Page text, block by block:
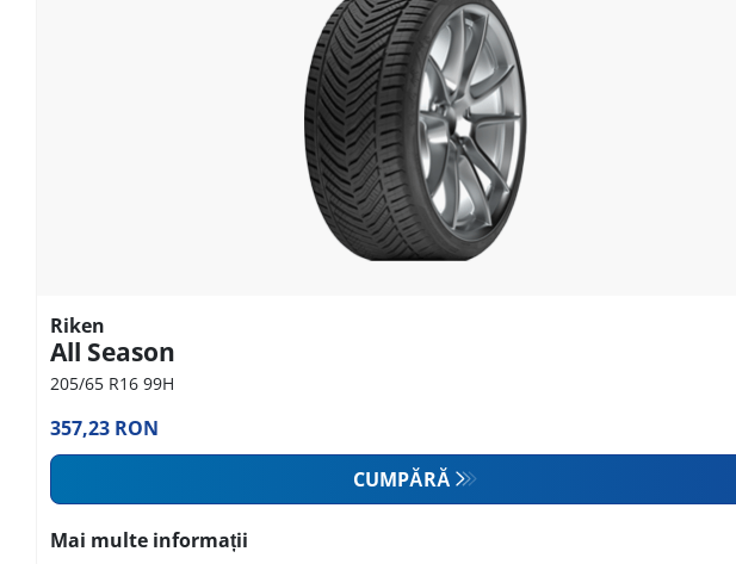
Riken
All Season
205/65 R16 99H
357,23 RON
CUMPĂRĂ
Mai multe informații